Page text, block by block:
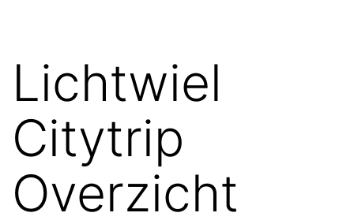
Lichtwiel
Citytrip
Overzicht